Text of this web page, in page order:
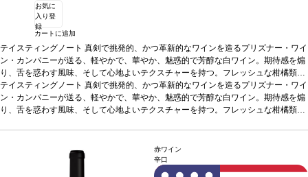
お気に
入り登
録
カートに追加
テイスティングノート 真剣で挑発的、かつ革新的なワインを造るプリズナー・ワイ
ン・カンパニーが送る、軽やかで、華やか、魅惑的で芳醇な白ワイン。期待感を煽
り、舌を惑わす風味、そして心地よいテクスチャーを持つ。フレッシュな柑橘類、
白い花、白桃、そしてほのかなクランベリーの風味を感じる、五感を刺激する明る
いカリフォルニアの白。繊細でありながら生き生きとして、エレガントでありなが
ら活気のある味わいの白。ソノマ・カウンティの、繊細な果実味を最大限確保する
ィオニエとゲヴェルツトラミネールをブレンドし、軽やかで力強いカリフォルニア
のブラン・ド・ノワールは、リッチな口当たりを愉しめる。
蠣の冷菜、白身魚の丸焼き、蟹やロブスター、クリームベースのスープやソース、
テイスティングノート 真剣で挑発的、かつ革新的なワインを造るプリズナー・ワイ
ン・カンパニーが送る、軽やかで、華やか、魅惑的で芳醇な白ワイン。期待感を煽
り、舌を惑わす風味、そして心地よいテクスチャーを持つ。フレッシュな柑橘類、
ら活気のある味わいの白。ソノマ・カウンティの、繊細な果実味を最大限確保する
ために手摘みで収穫したピノ・ノワール種を主体に造る。ダイレクトプレスを採用
し、果汁の抽出をコントロールし、わずかにサーモン色を帯びた色合いを得る。ヴ
赤ワイン
辛口